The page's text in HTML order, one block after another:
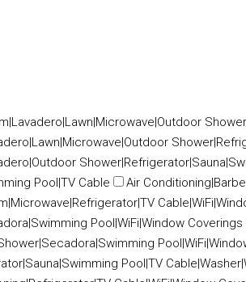
Pool|TV Cable
Air
Pool|WiFi|Window Coverings
Pool|TV